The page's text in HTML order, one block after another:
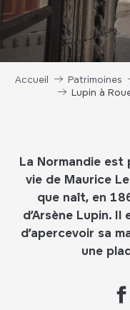
Accueil Patrimoines
Lupin à
La Normandie est
vie de Maurice
que naît, en
d’Arsène Lupin.
d’apercevoir sa
une